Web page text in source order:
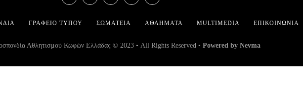
ΓΡΑΦΕΊΟ ΤΎΠΟΥ ΣΩΜΑΤΕΊΑ ΑΘΛΉΜΑΤΑ MULTIMEDIA ΕΠΙΚΟΙΝΩΝΊΑ
Αθλητισμού Κωφών Ελλάδας © 2023 • All Rights Reserved • Powered by Nevma